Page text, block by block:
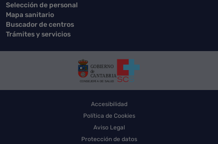
Selección de personal
Mapa sanitario
Buscador de centros
Trámites y servicios
Accesibilidad
Política de Cookies
Aviso Legal
Protección de datos